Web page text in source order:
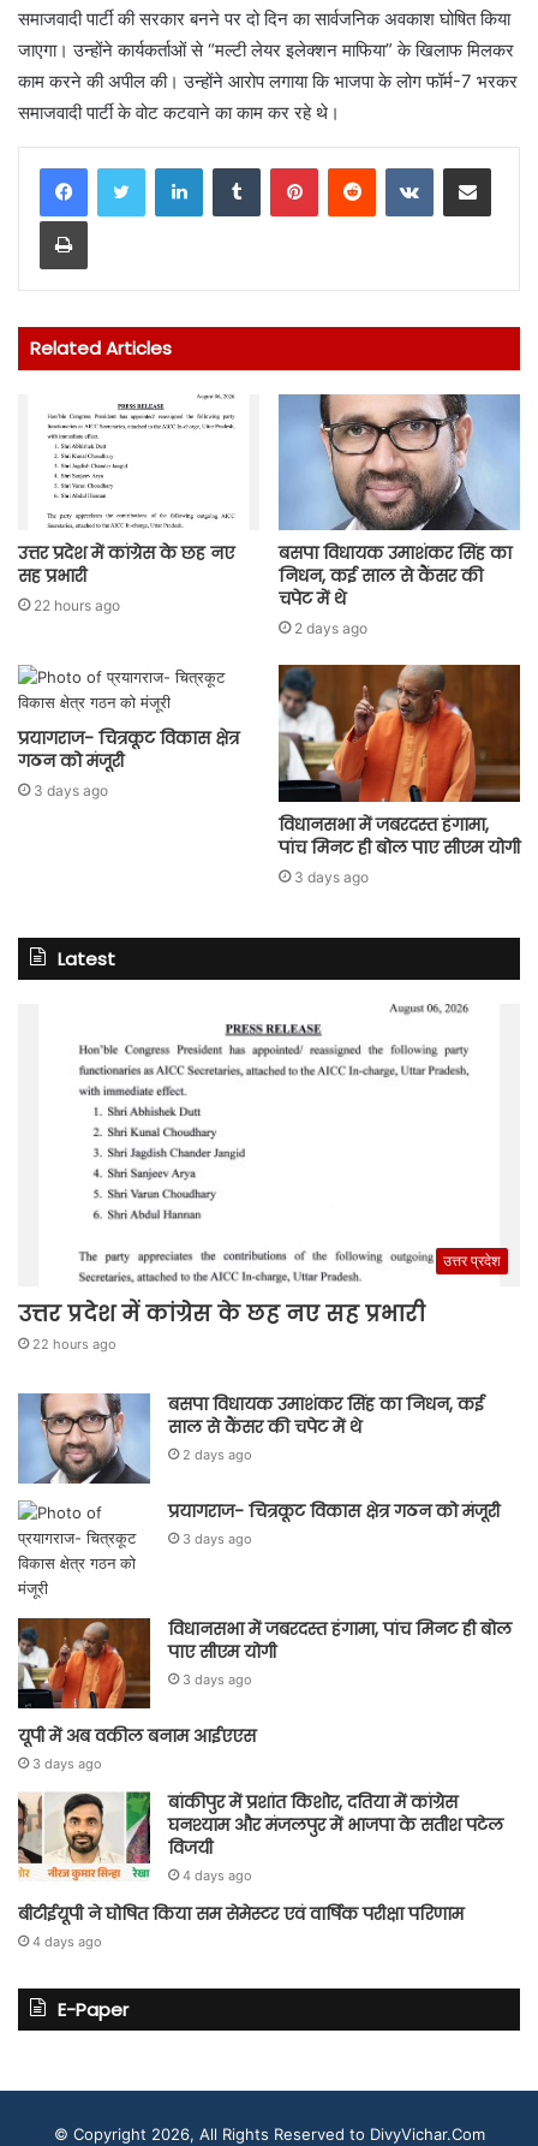
समाजवादी पार्टी की सरकार बनने पर दो दिन का सार्वजनिक अवकाश घोषित किया
जाएगा। उन्होंने कार्यकर्ताओं से “मल्टी लेयर इलेक्शन माफिया” के खिलाफ मिलकर
काम करने की अपील की। उन्होंने आरोप लगाया कि भाजपा के लोग फॉर्म-7 भरकर
समाजवादी पार्टी के वोट कटवाने का काम कर रहे थे।
LinkedInTumblr PinterestReddit VKontakteShare via Email
Print
Related Articles
उत्तर प्रदेश में कांग्रेस के छह नए
सह प्रभारी
22 hours ago
बसपा विधायक उमाशंकर सिंह का
निधन, कई साल से कैंसर की
चपेट में थे
2 days ago
प्रयागराज- चित्रकूट विकास क्षेत्र
गठन को मंजूरी
3 days ago
विधानसभा में जबरदस्त हंगामा,
पांच मिनट ही बोल पाए सीएम योगी
3 days ago
Latest
उत्तर प्रदेश
उत्तर प्रदेश में कांग्रेस के छह नए सह प्रभारी
22 hours ago
बसपा विधायक उमाशंकर सिंह का निधन, कई
साल से कैंसर की चपेट में थे
2 days ago
प्रयागराज- चित्रकूट विकास क्षेत्र गठन को मंजूरी
3 days ago
विधानसभा में जबरदस्त हंगामा, पांच मिनट ही बोल
पाए सीएम योगी
3 days ago
यूपी में अब वकील बनाम आईएएस
3 days ago
बांकीपुर में प्रशांत किशोर, दतिया में कांग्रेस
घनश्याम और मंजलपुर में भाजपा के सतीश पटेल
विजयी
4 days ago
बीटीईयूपी ने घोषित किया सम सेमेस्टर एवं वार्षिक परीक्षा परिणाम
4 days ago
E-Paper
© Copyright 2026, All Rights Reserved to DivyVichar.Com